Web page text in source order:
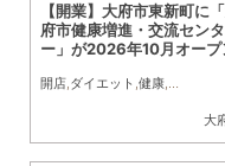
大
【開業】大府市東新町に
府市健康増進・交流センタ
ー」が2026年10月オープ
開店 ダイエット 健康